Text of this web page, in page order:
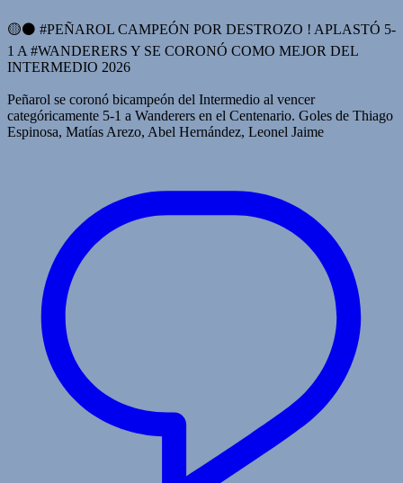
🟡⚫️ #PEÑAROL CAMPEÓN POR DESTROZO ! APLASTÓ 5-
1 A #WANDERERS Y SE CORONÓ COMO MEJOR DEL
INTERMEDIO 2026
Peñarol se coronó bicampeón del Intermedio al vencer
categóricamente 5-1 a Wanderers en el Centenario. Goles de Thiago
Espinosa, Matías Arezo, Abel Hernández, Leonel Jaime